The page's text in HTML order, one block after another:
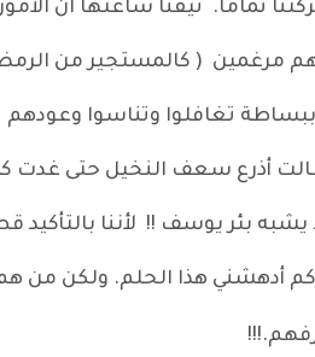
تماما. تيقنا ساعتها ان
مرغمين ( كالمستجير من
تغافلوا وتناسوا
أذرع سعف النخيل حتى غدت
يشبه بئر يوسف !! لأننا
كم أدهشني هذا الحلم. ولكن من هم